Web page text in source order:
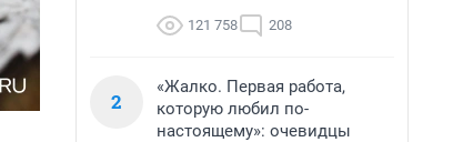
121 758 208
2
«Жалко. Первая работа,
которую любил по-
настоящему»: очевидцы